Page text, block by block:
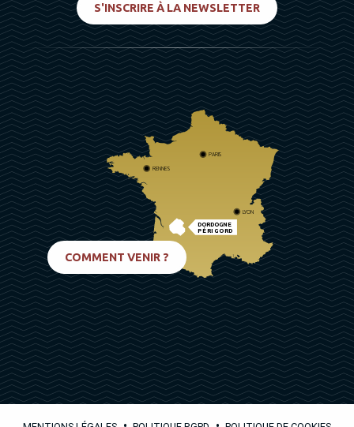
S'INSCRIRE À LA NEWSLETTER
DORDOGNE
PÉRIGORD
PARIS
RENNES
LYON
COMMENT VENIR ?